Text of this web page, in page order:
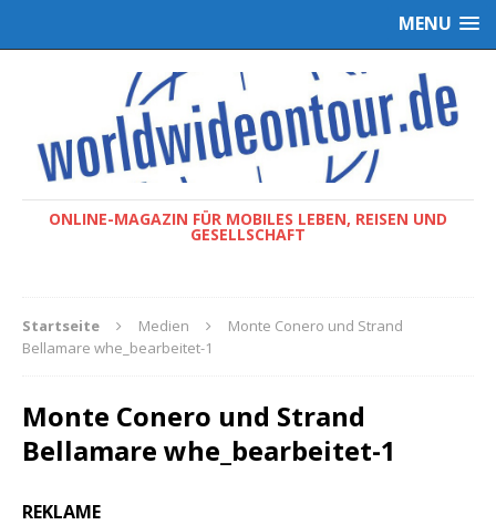
MENU
ONLINE-MAGAZIN FÜR MOBILES LEBEN, REISEN UND
GESELLSCHAFT
Startseite Medien
Monte Conero und Strand
Bellamare whe_bearbeitet-1
Monte Conero und Strand
Bellamare whe_bearbeitet-1
REKLAME